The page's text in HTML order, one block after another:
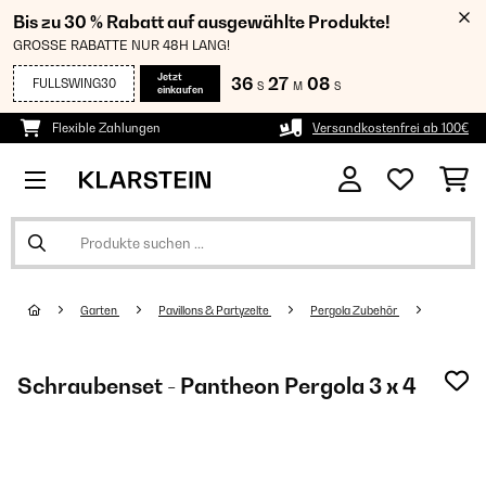
Bis zu 30 % Rabatt auf ausgewählte Produkte!
GROSSE RABATTE NUR 48H LANG!
FULLSWING30
Jetzt
einkaufen
36 S 27 M 06 S
Flexible Zahlungen Versandkostenfrei ab 100€
Garten Pavillons & Partyzelte Pergola Zubehör
Schraubenset - Pantheon Pergola 3 x 4